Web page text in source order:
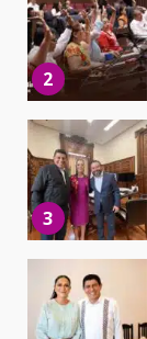
3
4